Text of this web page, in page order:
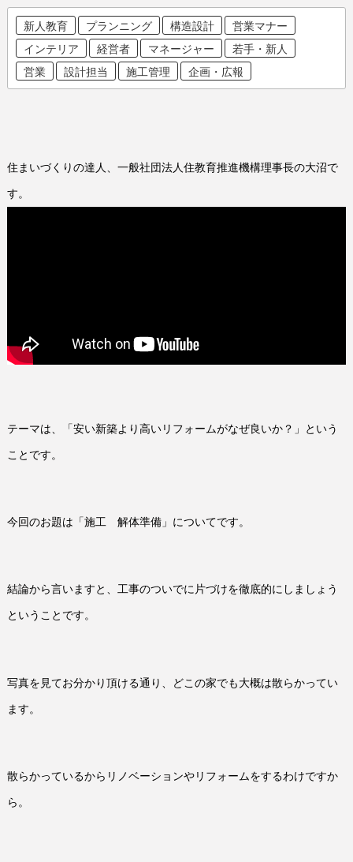
新人教育 プランニング 構造設計
営業マナー
インテリア
経営者 マネージャー
若手・新人
営業
設計担当 施工管理 企画・広報
住まいづくりの達人、一般社団法人住教育推進機構理事長の大沼で
す。
テーマは、「安い新築より高いリフォームがなぜ良いか？」という
ことです。
今回のお題は「施工 解体準備」についてです。
結論から言いますと、工事のついでに片づけを徹底的にしましょう
ということです。
写真を見てお分かり頂ける通り、どこの家でも大概は散らかってい
ます。
散らかっているからリノベーションやリフォームをするわけですか
ら。